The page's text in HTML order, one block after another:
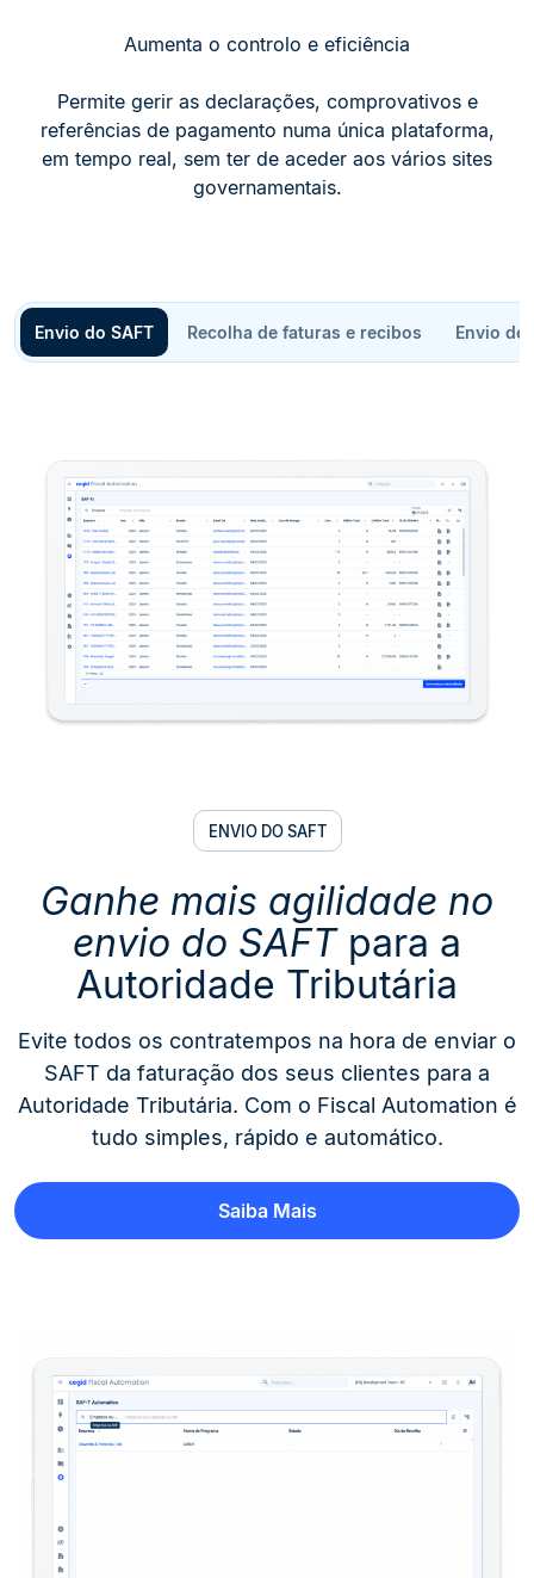
Aumenta o controlo e eficiência
Permite gerir as declarações, comprovativos e
referências de pagamento numa única plataforma,
em tempo real, sem ter de aceder aos vários sites
governamentais.
Envio do SAFT Recolha de faturas e recibos Envio de
ENVIO DO SAFT
Ganhe mais agilidade no
envio do SAFTpara a
Autoridade Tributária
Evite todos os contratempos na hora de enviar o
SAFT da faturação dos seus clientes para a
Autoridade Tributária. Com o Fiscal Automation é
tudo simples, rápido e automático.
Saiba Mais